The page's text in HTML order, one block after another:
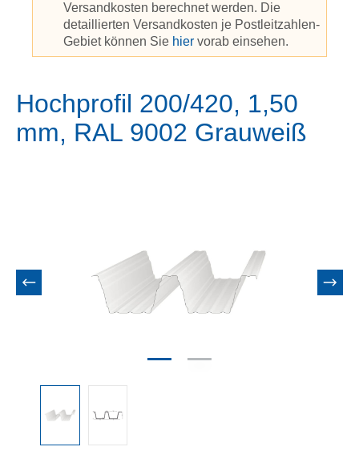
Versandkosten berechnet werden. Die
detaillierten Versandkosten je Postleitzahlen-
Gebiet können Sie hier vorab einsehen.
Hochprofil 200/420, 1,50
mm, RAL 9002 Grauweiß